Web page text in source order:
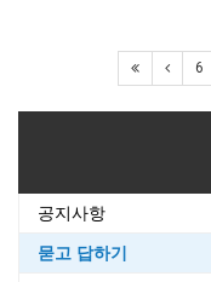
6
공지사항
묻고 답하기